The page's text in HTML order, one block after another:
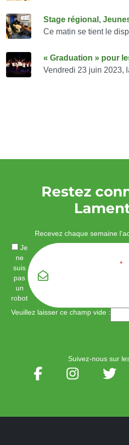
Stage régional,
Ce matin se tient le
« Graduation » pour
Vendredi 23 juin 2023,
Restez
Recevez chaque semaine
Je
ne
suis
pas
un
robot
*
Veuillez laisser ce champ vide :
Suivez-nous sur